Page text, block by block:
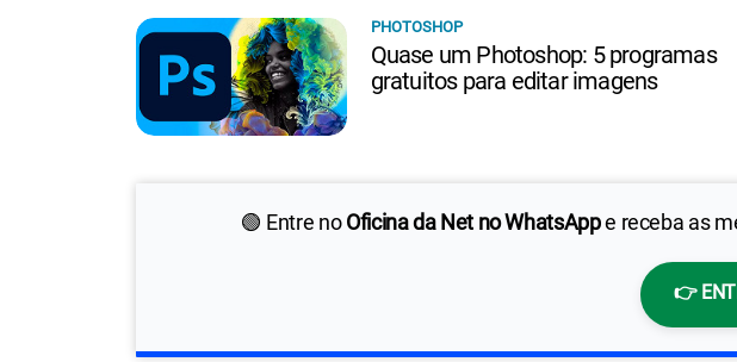
🟢 Entre noOficina da Net no WhatsAppe receba as
👉
PHOTOSHOP
Quase um Photoshop: 5 programas
gratuitos para editar imagens